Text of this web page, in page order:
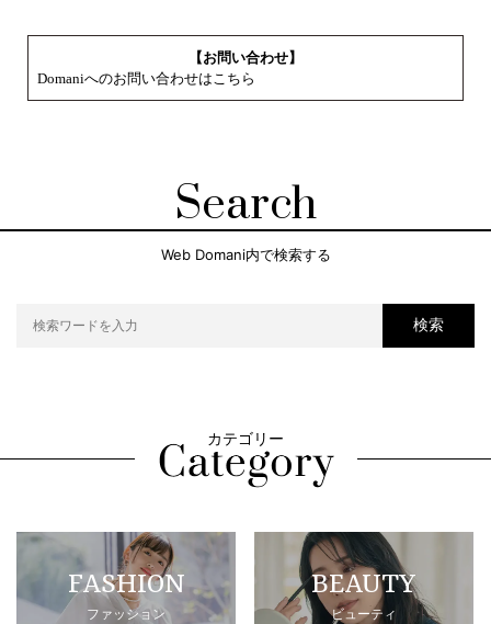
【お問い合わせ】
Domaniへのお問い合わせはこちら
Search
Web Domani内で検索する
検索
カテゴリー
FASHION
ファッション
BEAUTY
ビューティ